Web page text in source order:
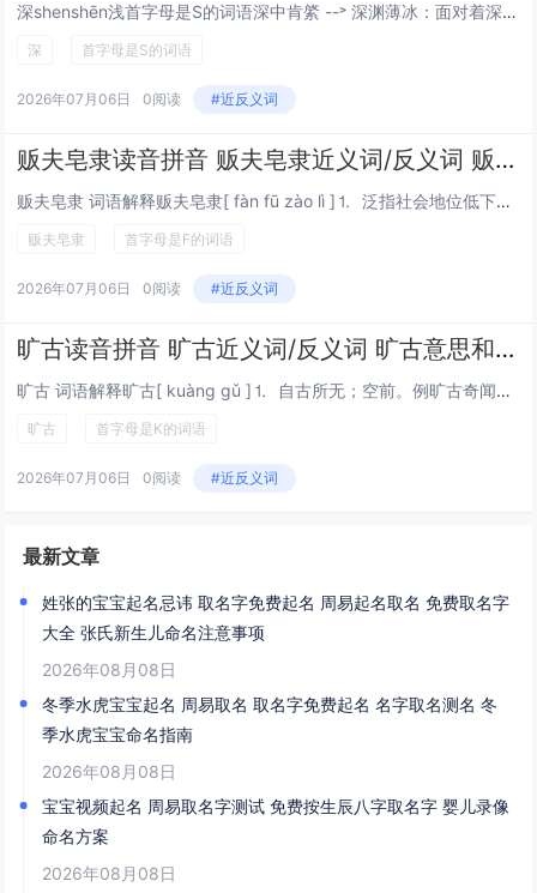
深shenshēn浅首字母是S的词语深中肯綮 --˃ 深渊薄冰：面对着深渊，脚踩着薄冰。比喻处境危险，心存戒惧。...
深 首字母是S的词语
2026年07月06日 0阅读 #近反义词
贩夫皂隶读音拼音 贩夫皂隶近义词/反义词 贩夫皂隶意思和解释
贩夫皂隶 词语解释贩夫皂隶[ fàn fū zào lì ]⒈ 泛指社会地位低下的人。引证解释⒈ 泛指社会地位低下的人。参见“贩夫騶卒”。引王古鲁 《本书（《二刻拍案惊奇》）的介绍》：“金 的所以腰斩《水浒》修改《...
贩夫皂隶 首字母是F的词语
2026年07月06日 0阅读 #近反义词
旷古读音拼音 旷古近义词/反义词 旷古意思和解释
旷古 词语解释旷古[ kuàng gǔ ]⒈ 自古所无；空前。例旷古奇闻。旷古绝伦。——《北史·赵彦深传》英from time immemorial;引证解释⒈ 远古；往昔。引《梁书·袁昂传》：“臣之所荷，旷古不书...
旷古 首字母是K的词语
2026年07月06日 0阅读 #近反义词
最新文章
姓张的宝宝起名忌讳 取名字免费起名 周易起名取名 免费取名字
大全 张氏新生儿命名注意事项
2026年08月08日
冬季水虎宝宝起名 周易取名 取名字免费起名 名字取名测名 冬
季水虎宝宝命名指南
2026年08月08日
宝宝视频起名 周易取名字测试 免费按生辰八字取名字 婴儿录像
命名方案
2026年08月08日